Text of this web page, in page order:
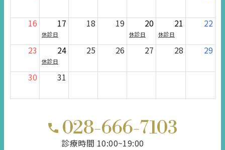
16 17
休診日
18 19 20
休診日
21
休診日
22
23 24
休診日
25 26 27 28 29
30 31
028-666-7103
診療時間 10:00~19:00